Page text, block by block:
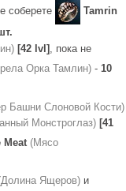
соберете
Tamrin
[42 lvl] , пока не
Орка Тамлин) - 10
Башни Слоновой Кости)
Монстроглаз) [41
Meat (Мясо
Ящеров) и